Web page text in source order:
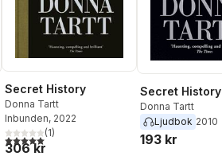
röster:
Secret History
Donna Tartt
Inbunden, 2022
5,0utav 5 stjärnor. Totalt antal röster:
(1)
306 kr
Secret History
Donna Tartt
Ljudbok 2010
193 kr